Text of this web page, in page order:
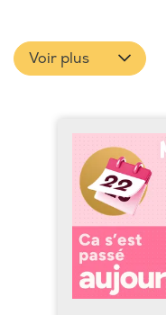
Voir plus